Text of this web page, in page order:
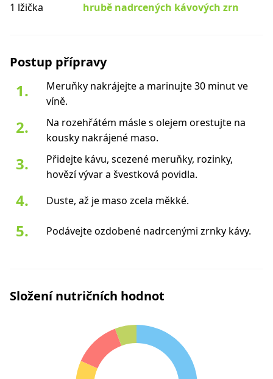
1 lžička
hrubě nadrcených kávových zrn
Postup přípravy
Meruňky nakrájejte a marinujte 30 minut ve
víně.
Na rozehřátém másle s olejem orestujte na
kousky nakrájené maso.
Přidejte kávu, scezené meruňky, rozinky,
hovězí vývar a švestková povidla.
Duste, až je maso zcela měkké.
Podávejte ozdobené nadrcenými zrnky kávy.
Složení nutričních hodnot